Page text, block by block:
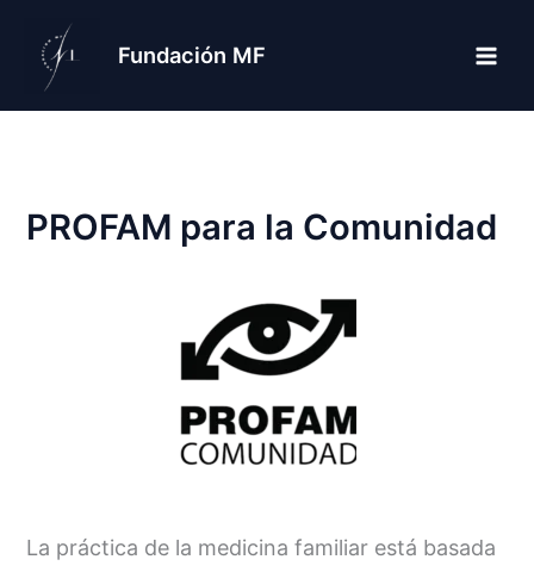
contenido
Fundación MF
PROFAM para la Comunidad
La práctica de la medicina familiar está basada